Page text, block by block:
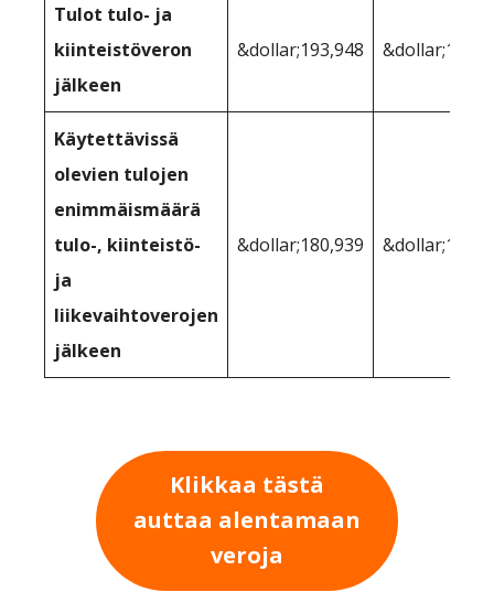
Tulot tulo- ja
kiinteistöveron
jälkeen
&dollar;193,948
Käytettävissä
olevien tulojen
enimmäismäärä
tulo-, kiinteistö-
ja
liikevaihtoverojen
jälkeen
&dollar;180,939
Klikkaa tästä
auttaa alentamaan
veroja